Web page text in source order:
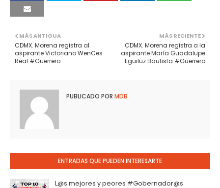
MÁS RECIENTE
CDMX. Morena registra a la
aspirante María Guadalupe
Eguiluz Bautista #Guerrero
MÁS ANTIGUA
CDMX. Morena registra al
aspirante Victoriano WenCes
Real #Guerrero
PUBLICADO POR MDB
ENTRADAS QUE PUEDEN INTERESARTE
L@s mejores y peores #Gobernador@s